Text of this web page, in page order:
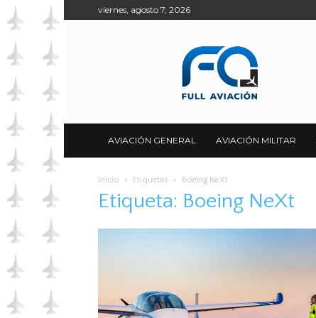
viernes, agosto 7, 2026
AVIACIÓN GENERAL AVIACIÓN MILITAR
Inicio Etiquetas Boeing NeXt
Etiqueta: Boeing NeXt